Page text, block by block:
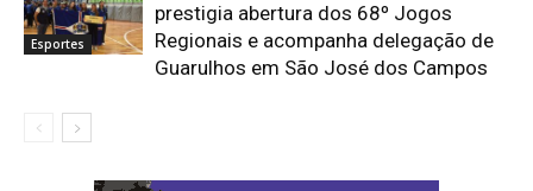
Esportes
prestigia abertura dos 68º Jogos
Regionais e acompanha delegação de
Guarulhos em São José dos Campos